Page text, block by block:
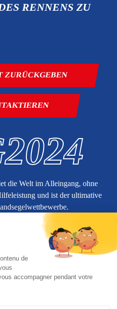
RENNENS ZU
ZURÜCKGEBEN
die Welt im Alleingang, ohne
und ist der ultimative
vendeeglobe.org